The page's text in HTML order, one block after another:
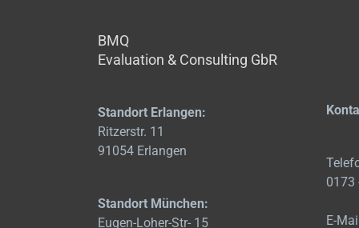
BMQ
Evaluation & Consulting GbR
Standort Erlangen:
Ritzerstr. 11
91054 Erlangen
Standort München:
Eugen-Loher-Str- 15
0173
E-